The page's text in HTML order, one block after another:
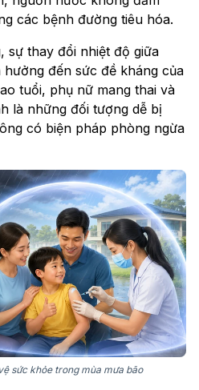
các bệnh đường tiêu hóa.
sự thay đổi nhiệt độ giữa
đến sức đề kháng của
tuổi, phụ nữ mang thai và
là những đối tượng dễ bị
có biện pháp phòng ngừa
sức khỏe trong mùa mưa bão